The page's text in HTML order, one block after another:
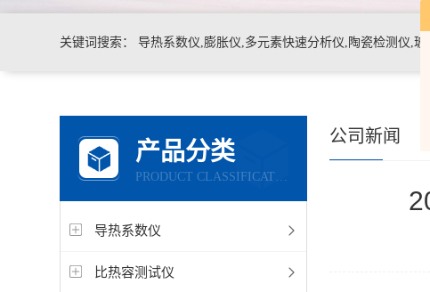
关键词搜索： 导热系数仪,膨胀仪,多元素快速分析仪,陶瓷检测仪,玻璃耐火材料检测仪，石墨炭素材料检测
产品分类
PRODUCT CLASSIFICATION
导热系数仪
比热容测试仪
公司新闻